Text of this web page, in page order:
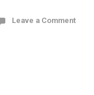
Leave a Comment